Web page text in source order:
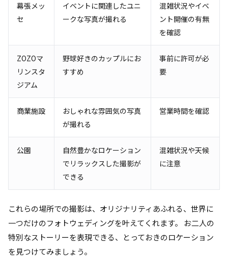
幕張メッ
セ
イベントに関連したユニ
ークな写真が撮れる
混雑状況やイベ
ント開催の有無
を確認
ZOZOマ
リンスタ
ジアム
野球好きのカップルにお
すすめ
事前に許可が必
要
商業施設
おしゃれな雰囲気の写真
が撮れる
営業時間を確認
公園
自然豊かなロケーション
でリラックスした撮影が
できる
混雑状況や天候
に注意
これらの場所での撮影は、オリジナリティあふれる、世界に
一つだけのフォトウェディングを叶えてくれます。 お二人の
特別なストーリーを表現できる、とっておきのロケーション
を見つけてみましょう。